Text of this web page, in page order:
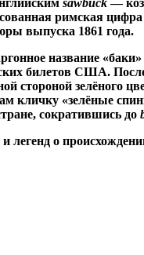
римская
выпуска 1861 года.
название
билетов США.
стороной зелёного
кличку «зелёные
сократившись до
легенд о